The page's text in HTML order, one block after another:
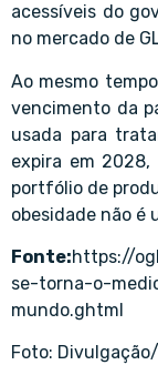
acessíveis do
no mercado de
Ao mesmo
vencimento da
usada para
expira em
portfólio de
obesidade não é
Fonte:https://
se-torna-o-
mundo.ghtml
Foto: